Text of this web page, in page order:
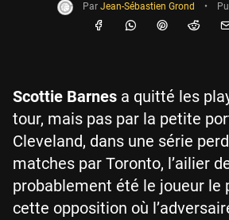
Par Jean-Sébastien Grond •
Scottie Barnes a quitté les
tour, mais pas par la petite
Cleveland, dans une série
matches par Toronto, l’ailier
probablement été le joueur le
cette opposition où